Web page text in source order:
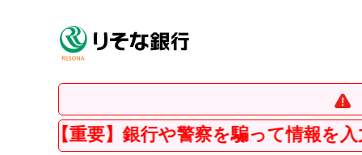
【重要】
行や警察を騙って情報を入力させる「フ